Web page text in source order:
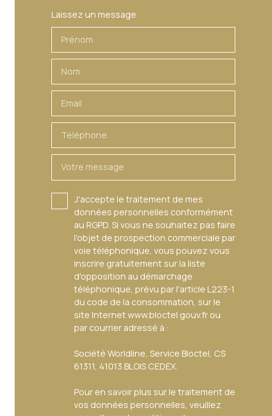
Laissez un message
Prénom
Nom
Email
Téléphone
Votre message
J'accepte le traitement de mes
données personnelles conformément
au RGPD. Si vous ne souhaitez pas faire
l'objet de prospection commerciale par
voie téléphonique, vous pouvez vous
inscrire gratuitement sur la liste
d'opposition au démarchage
téléphonique, prévu par l'article L223-1
du code de la consommation, sur le
site Internet www.bloctel.gouv.fr ou
par courrier adressé à :
Société Worldline, Service Bloctel, CS
61311, 41013 BLOIS CEDEX.
Pour en savoir plus sur le traitement de
vos données personnelles, veuillez